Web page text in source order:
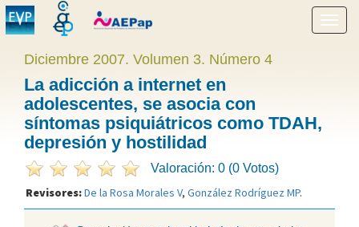
menú
Diciembre 2007. Volumen 3. Número 4
La adicción a internet en
adolescentes, se asocia con
síntomas psiquiátricos como TDAH,
depresión y hostilidad
Valoración: 0 (0 Votos)
Revisores:De la Rosa Morales V, González Rodríguez MP.